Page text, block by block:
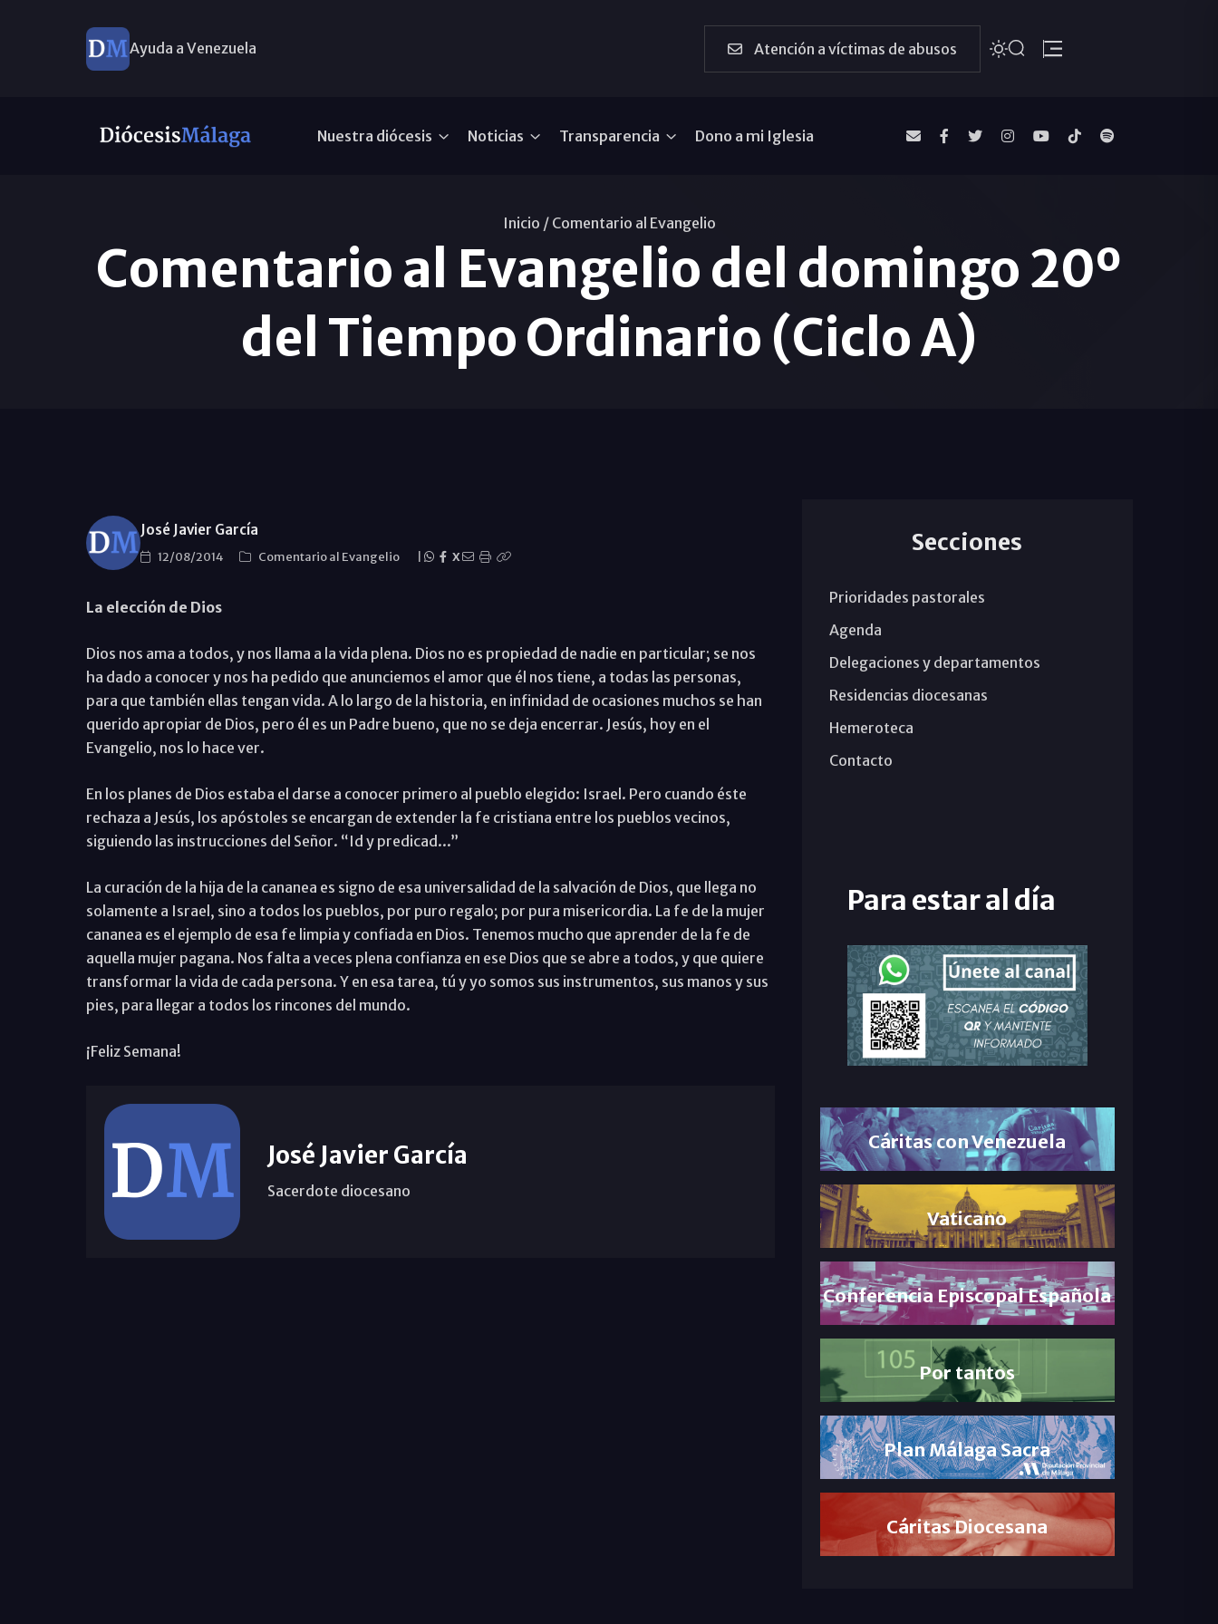
Ayuda a Venezuela Atención a víctimas de abusos
Nuestra diócesis Noticias Transparencia Dono a mi Iglesia
Inicio / Comentario al Evangelio
Comentario al Evangelio del domingo 20º
del Tiempo Ordinario (Ciclo A)
José Javier García
12/08/2014 Comentario al Evangelio X
La elección de Dios
Dios nos ama a todos, y nos llama a la vida plena. Dios no es propiedad de nadie en particular; se nos
ha dado a conocer y nos ha pedido que anunciemos el amor que él nos tiene, a todas las personas,
para que también ellas tengan vida. A lo largo de la historia, en infinidad de ocasiones muchos se han
querido apropiar de Dios, pero él es un Padre bueno, que no se deja encerrar. Jesús, hoy en el
Evangelio, nos lo hace ver.
En los planes de Dios estaba el darse a conocer primero al pueblo elegido: Israel. Pero cuando éste
rechaza a Jesús, los apóstoles se encargan de extender la fe cristiana entre los pueblos vecinos,
siguiendo las instrucciones del Señor. “Id y predicad...”
La curación de la hija de la cananea es signo de esa universalidad de la salvación de Dios, que llega no
solamente a Israel, sino a todos los pueblos, por puro regalo; por pura misericordia. La fe de la mujer
cananea es el ejemplo de esa fe limpia y confiada en Dios. Tenemos mucho que aprender de la fe de
aquella mujer pagana. Nos falta a veces plena confianza en ese Dios que se abre a todos, y que quiere
transformar la vida de cada persona. Y en esa tarea, tú y yo somos sus instrumentos, sus manos y sus
pies, para llegar a todos los rincones del mundo.
¡Feliz Semana!
José Javier García
Sacerdote diocesano
Secciones
Prioridades pastorales
Agenda
Delegaciones y departamentos
Residencias diocesanas
Hemeroteca
Contacto
Para estar al día
Cáritas con Venezuela
Vaticano
Conferencia Episcopal Española
Por tantos
Plan Málaga Sacra
Cáritas Diocesana